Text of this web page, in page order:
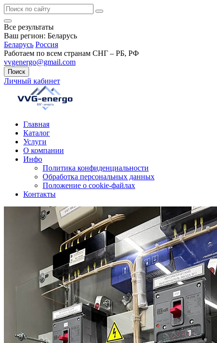
Все результаты
Ваш регион: Беларусь
Беларусь Россия
Работаем по всем странам СНГ – РБ, РФ
vvgenergo@gmail.com
Поиск
Личный кабинет
Главная
Каталог
Услуги
О компании
Инфо
Политика конфиденциальности
Обработка персональных данных
Положение о cookie-файлах
Контакты